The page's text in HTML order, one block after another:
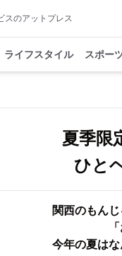
スのアットプレス
ライフスタイル スポー
夏季限
ひと
関西のもん
今年の夏は